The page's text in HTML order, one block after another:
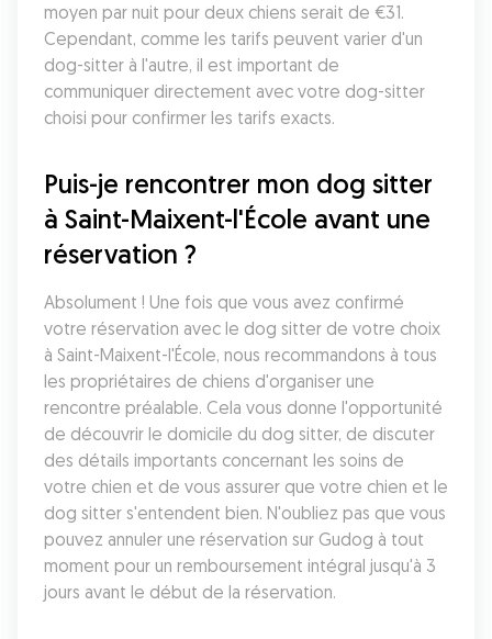
moyen par nuit pour deux chiens serait de €31.
Cependant, comme les tarifs peuvent varier d'un
dog-sitter à l'autre, il est important de
communiquer directement avec votre dog-sitter
choisi pour confirmer les tarifs exacts.
Puis-je rencontrer mon dog sitter
à Saint-Maixent-l'École avant une
réservation ?
Absolument ! Une fois que vous avez confirmé
votre réservation avec le dog sitter de votre choix
à Saint-Maixent-l'École, nous recommandons à tous
les propriétaires de chiens d'organiser une
rencontre préalable. Cela vous donne l'opportunité
de découvrir le domicile du dog sitter, de discuter
des détails importants concernant les soins de
votre chien et de vous assurer que votre chien et le
dog sitter s'entendent bien. N'oubliez pas que vous
pouvez annuler une réservation sur Gudog à tout
moment pour un remboursement intégral jusqu'à 3
jours avant le début de la réservation.